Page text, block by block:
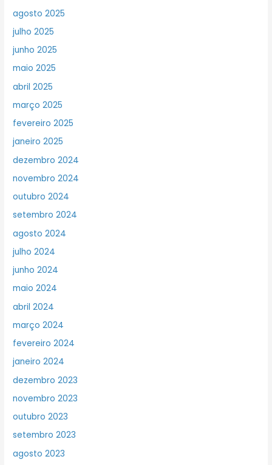
agosto 2025
julho 2025
junho 2025
maio 2025
abril 2025
março 2025
fevereiro 2025
janeiro 2025
dezembro 2024
novembro 2024
outubro 2024
setembro 2024
agosto 2024
julho 2024
junho 2024
maio 2024
abril 2024
março 2024
fevereiro 2024
janeiro 2024
dezembro 2023
novembro 2023
outubro 2023
setembro 2023
agosto 2023